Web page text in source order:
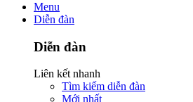
Menu
Diễn đàn
Diễn đàn
Liên kết nhanh
Tìm kiếm diễn đàn
Mới nhất